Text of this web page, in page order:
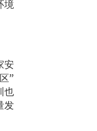
境
安
”
也
发